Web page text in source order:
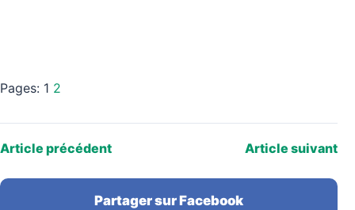
Pages: 1 2
Article précédent Article suivant
Partager sur Facebook